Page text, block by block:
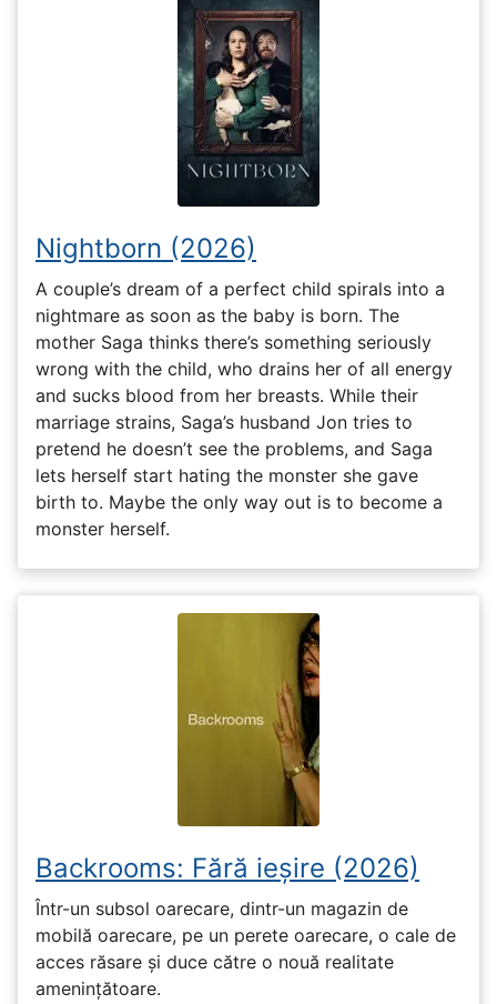
Nightborn (2026)
A couple’s dream of a perfect child spirals into a
nightmare as soon as the baby is born. The
mother Saga thinks there’s something seriously
wrong with the child, who drains her of all energy
and sucks blood from her breasts. While their
marriage strains, Saga’s husband Jon tries to
pretend he doesn’t see the problems, and Saga
lets herself start hating the monster she gave
birth to. Maybe the only way out is to become a
monster herself.
Backrooms: Fără ieșire (2026)
Într-un subsol oarecare, dintr-un magazin de
mobilă oarecare, pe un perete oarecare, o cale de
acces răsare și duce către o nouă realitate
amenințătoare.